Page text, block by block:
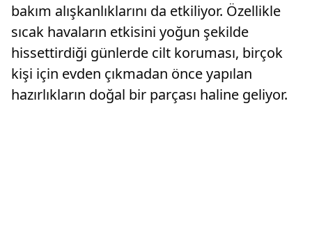
bakım alışkanlıklarını da etkiliyor. Özellikle
sıcak havaların etkisini yoğun şekilde
hissettirdiği günlerde cilt koruması, birçok
kişi için evden çıkmadan önce yapılan
hazırlıkların doğal bir parçası haline geliyor.